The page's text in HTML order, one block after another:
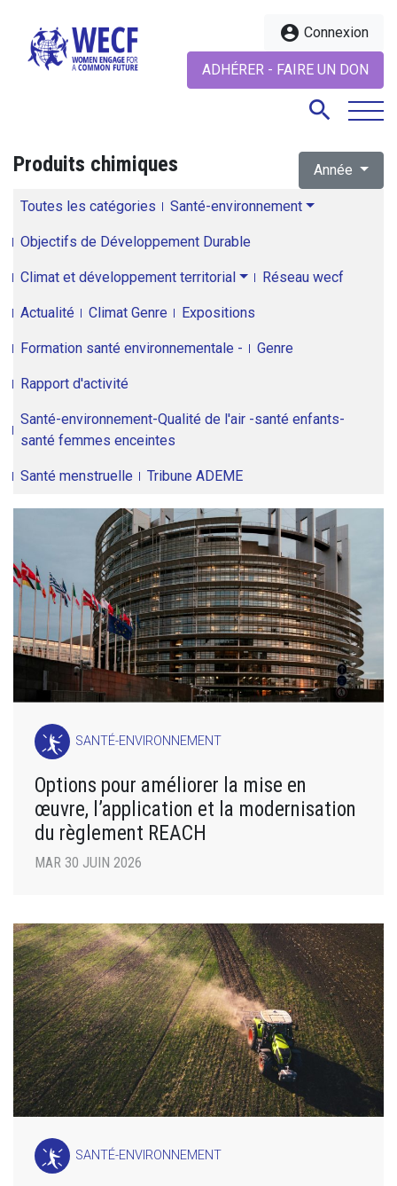
account_circle Connexion
ADHÉRER - FAIRE UN DON
search
Produits chimiques Année
Toutes les catégories Santé-environnement
Objectifs de Développement Durable
Climat et développement territorial Réseau wecf
Actualité Climat Genre Expositions
Formation santé environnementale - Genre
Rapport d'activité
Santé-environnement-Qualité de l'air -santé enfants-
santé femmes enceintes
Santé menstruelle Tribune ADEME
SANTÉ-ENVIRONNEMENT
Options pour améliorer la mise en
œuvre, l’application et la modernisation
du règlement REACH
MAR 30 JUIN 2026
SANTÉ-ENVIRONNEMENT